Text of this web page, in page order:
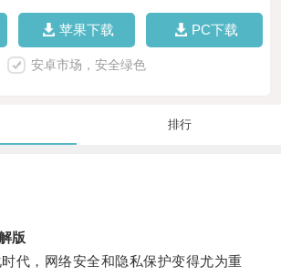
苹果下载 PC下载
安卓市场，安全绿色
排行
版
，网络安全和隐私保护变得尤为重